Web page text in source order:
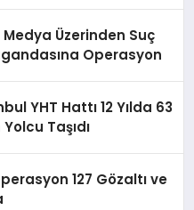
Üzerinden Suç
Operasyon
YHT Hattı 12 Yılda 63
Taşıdı
127 Gözaltı ve